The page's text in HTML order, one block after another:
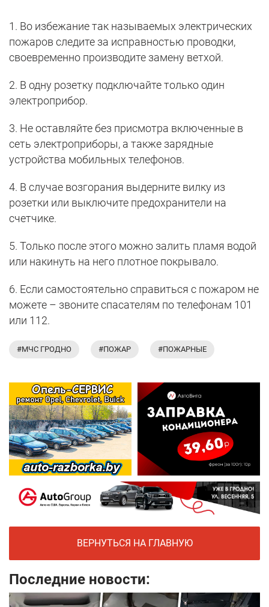
1. Во избежание так называемых электрических
пожаров следите за исправностью проводки,
своевременно производите замену ветхой.
2. В одну розетку подключайте только один
электроприбор.
3. Не оставляйте без присмотра включенные в
сеть электроприборы, а также зарядные
устройства мобильных телефонов.
4. В случае возгорания выдерните вилку из
розетки или выключите предохранители на
счетчике.
5. Только после этого можно залить пламя водой
или накинуть на него плотное покрывало.
6. Если самостоятельно справиться с пожаром не
можете – звоните спасателям по телефонам 101
или 112.
#МЧС ГРОДНО #ПОЖАР #ПОЖАРНЫЕ
ВЕРНУТЬСЯ НА ГЛАВНУЮ
Последние новости: